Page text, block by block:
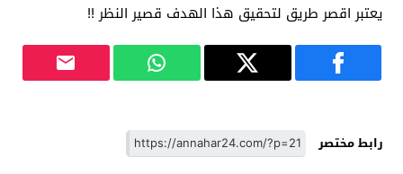
يعتبر اقصر طريق لتحقيق هذا الهدف قصير النظر !!
رابط مختصر